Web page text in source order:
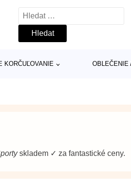
Vyhledávání
KORČUĽOVANIE OBLEČENIE
skladem ✓ za fantastické ceny.